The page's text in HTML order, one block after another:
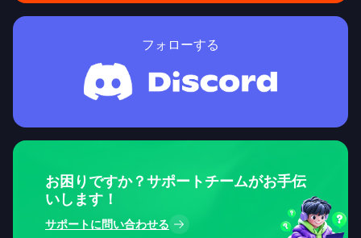
フォローする
お困りですか？サポートチームがお手伝
いします！
サポートに問い合わせる